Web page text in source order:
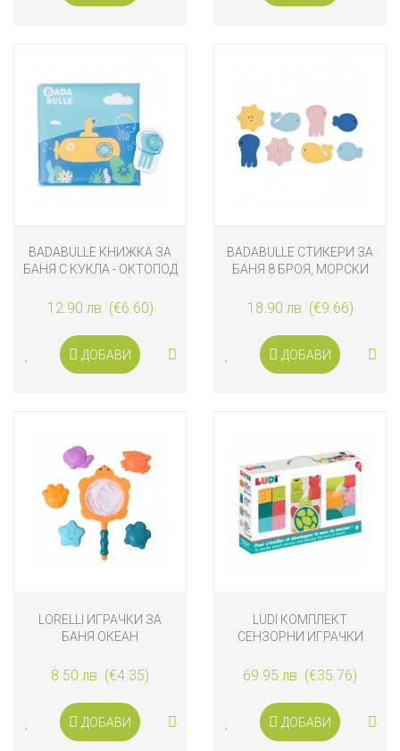
BADABULLE КНИЖКА ЗА
БАНЯ С КУКЛА - ОКТОПОД
12.90 лв. (€6.60)
ДОБАВИ
BADABULLE СТИКЕРИ ЗА
БАНЯ 8 БРОЯ, МОРСКИ
18.90 лв. (€9.66)
ДОБАВИ
LORELLI ИГРАЧКИ ЗА
БАНЯ ОКЕАН
8.50 лв. (€4.35)
ДОБАВИ
LUDI КОМПЛЕКТ
СЕНЗОРНИ ИГРАЧКИ
69.95 лв. (€35.76)
ДОБАВИ